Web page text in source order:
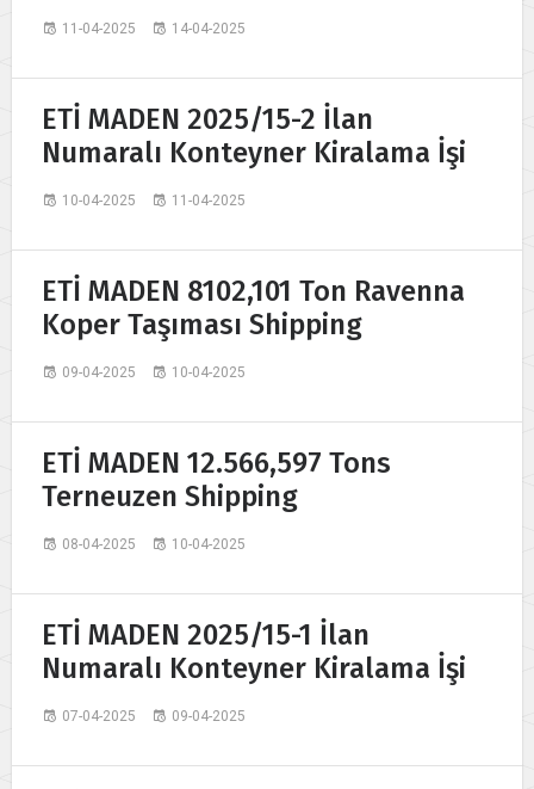
11-04-2025 14-04-2025
ETİ MADEN 2025/15-2 İlan
Numaralı Konteyner Kiralama İşi
10-04-2025 11-04-2025
ETİ MADEN 8102,101 Ton Ravenna
Koper Taşıması Shipping
09-04-2025 10-04-2025
ETİ MADEN 12.566,597 Tons
Terneuzen Shipping
08-04-2025 10-04-2025
ETİ MADEN 2025/15-1 İlan
Numaralı Konteyner Kiralama İşi
07-04-2025 09-04-2025